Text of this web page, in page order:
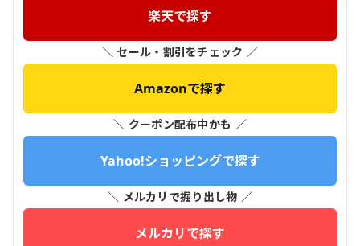
楽天で探す
＼ セール・割引をチェック ／
Amazonで探す
＼ クーポン配布中かも ／
Yahoo!ショッピングで探す
＼ メルカリで掘り出し物 ／
メルカリで探す